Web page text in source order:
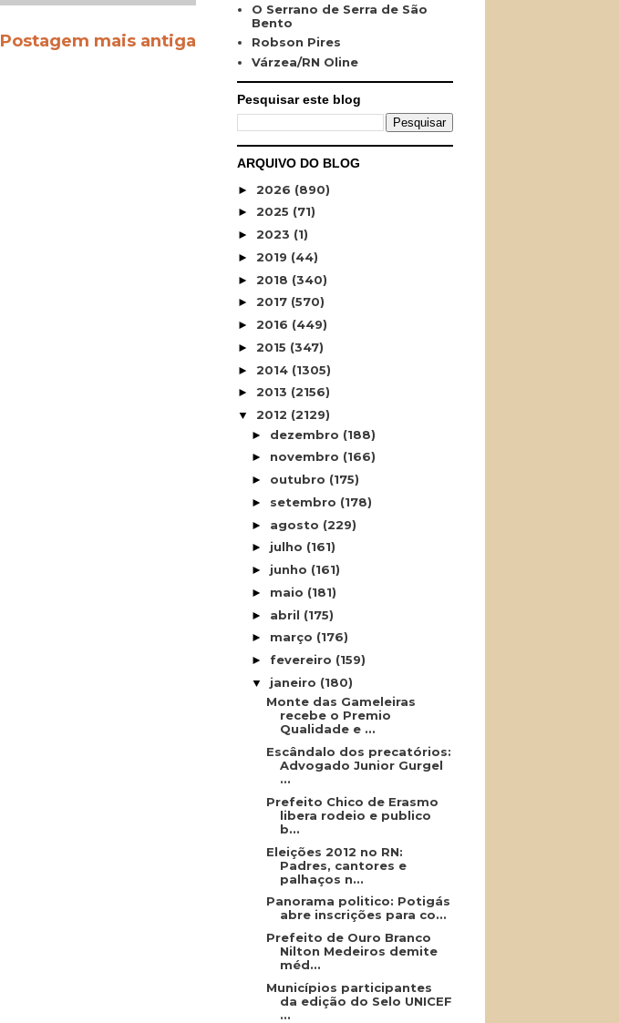
Postagem mais antiga
O Serrano de Serra de São
Bento
Robson Pires
Várzea/RN Oline
Pesquisar este blog
ARQUIVO DO BLOG
► 2026 (890)
► 2025 (71)
► 2023 (1)
► 2019 (44)
► 2018 (340)
► 2017 (570)
► 2016 (449)
► 2015 (347)
► 2014 (1305)
► 2013 (2156)
▼ 2012 (2129)
► dezembro (188)
► novembro (166)
► outubro (175)
► setembro (178)
► agosto (229)
► julho (161)
► junho (161)
► maio (181)
► abril (175)
► março (176)
► fevereiro (159)
▼ janeiro (180)
Monte das Gameleiras
recebe o Premio
Qualidade e ...
Escândalo dos precatórios:
Advogado Junior Gurgel
...
Prefeito Chico de Erasmo
libera rodeio e publico
b...
Eleições 2012 no RN:
Padres, cantores e
palhaços n...
Panorama politico: Potigás
abre inscrições para co...
Prefeito de Ouro Branco
Nilton Medeiros demite
méd...
Municípios participantes
da edição do Selo UNICEF
...